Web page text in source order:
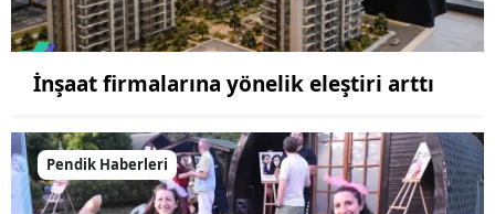
İnşaat firmalarına yönelik eleştiri arttı
Pendik Haberleri